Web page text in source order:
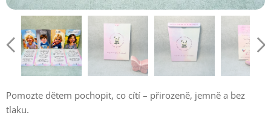
Pomozte dětem pochopit, co cítí – přirozeně, jemně a bez
tlaku.